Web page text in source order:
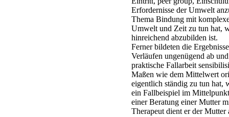
Erfordernisse der Umwelt
Thema Bindung mit
Umwelt und Zeit zu tun hat,
hinreichend abzubilden ist.
Ferner bildeten die
Verläufen ungenügend ab
praktische Fallarbeit
Maßen wie dem Mittelwert
eigentlich ständig zu tun hat,
ein Fallbeispiel im
einer Beratung einer Mutter
Therapeut dient er der Mutter